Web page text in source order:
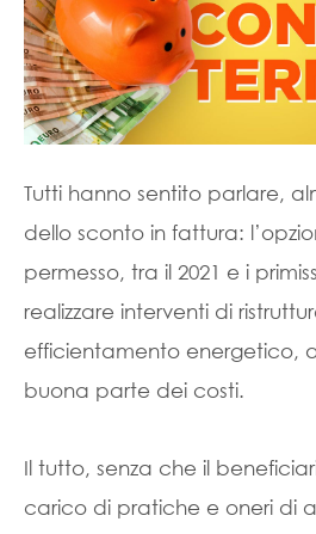
Tutti hanno sentito parlare,
dello sconto in fattura:
permesso, tra il 2021 e i
realizzare interventi di
efficientamento energetico,
buona parte dei costi.
Il tutto, senza che il
carico di pratiche e oneri di